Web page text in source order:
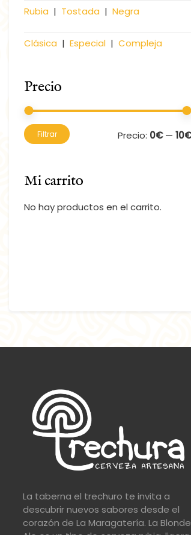
Rubia | Tostada | Negra
Clásica | Especial | Compleja
Precio
Filtrar Precio: 0€— 10€
Mi carrito
No hay productos en el carrito.
La taberna el trechuro te invita a
descubrir nuevos sabores desde el
corazón de La Maragatería. La Blonde